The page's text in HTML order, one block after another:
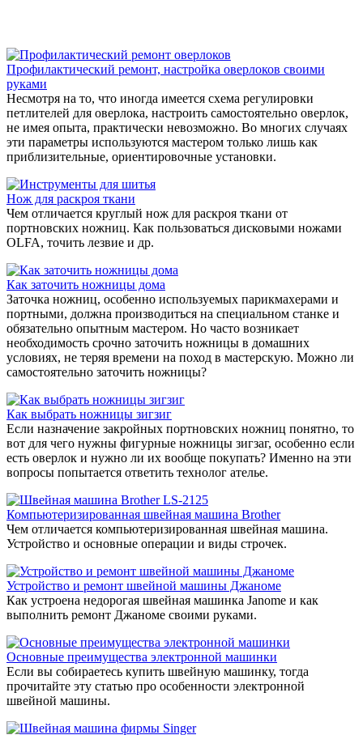
Профилактический ремонт, настройка оверлоков своими
руками
Несмотря на то, что иногда имеется схема регулировки
петлителей для оверлока, настроить самостоятельно оверлок,
не имея опыта, практически невозможно. Во многих случаях
эти параметры используются мастером только лишь как
приблизительные, ориентировочные установки.
Нож для раскроя ткани
Чем отличается круглый нож для раскроя ткани от
портновских ножниц. Как пользоваться дисковыми ножами
OLFA, точить лезвие и др.
Как заточить ножницы дома
Заточка ножниц, особенно используемых парикмахерами и
портными, должна производиться на специальном станке и
обязательно опытным мастером. Но часто возникает
необходимость срочно заточить ножницы в домашних
условиях, не теряя времени на поход в мастерскую. Можно ли
самостоятельно заточить ножницы?
Как выбрать ножницы зигзиг
Если назначение закройных портновских ножниц понятно, то
вот для чего нужны фигурные ножницы зигзаг, особенно если
есть оверлок и нужно ли их вообще покупать? Именно на эти
вопросы попытается ответить технолог ателье.
Компьютеризированная швейная машина Brother
Чем отличается компьютеризированная швейная машина.
Устройство и основные операции и виды строчек.
Устройство и ремонт швейной машины Джаноме
Как устроена недорогая швейная машинка Janome и как
выполнить ремонт Джаноме своими руками.
Основные преимущества электронной машинки
Если вы собираетесь купить швейную машинку, тогда
прочитайте эту статью про особенности электронной
швейной машины.